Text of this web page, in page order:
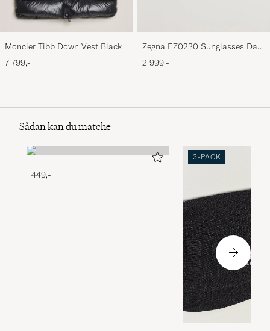
Moncler Tibb Down Vest Black
7 799,-
Zegna EZ0230 Sunglasses Dark
Green/Roviex
2 999,-
Sådan kan du matche
449,-
3-PACK